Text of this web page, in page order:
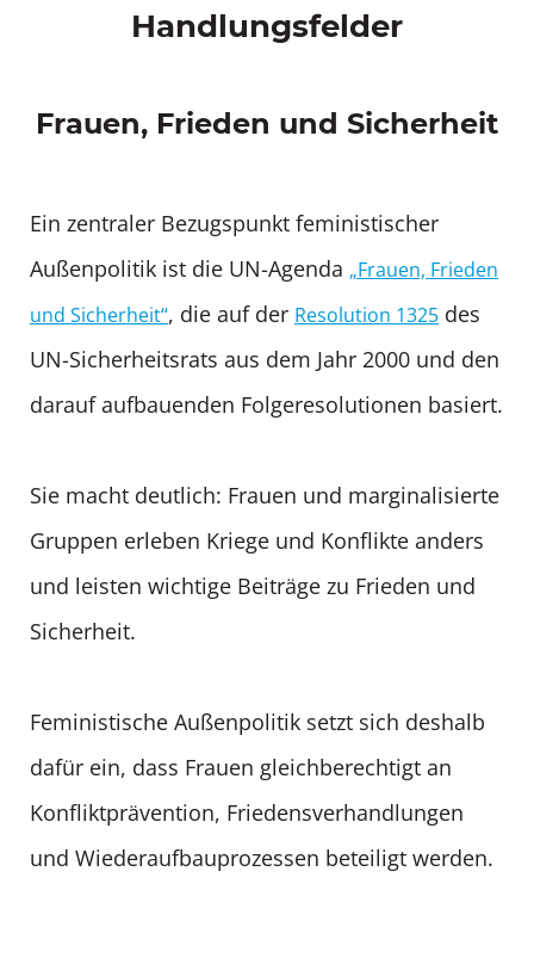
Handlungsfelder
Frauen, Frieden und Sicherheit
Ein zentraler Bezugspunkt feministischer
Außenpolitik ist die UN-Agenda „Frauen, Frieden
und Sicherheit“, die auf der Resolution 1325 des
UN-Sicherheitsrats aus dem Jahr 2000 und den
darauf aufbauenden Folgeresolutionen basiert.
Sie macht deutlich: Frauen und marginalisierte
Gruppen erleben Kriege und Konflikte anders
und leisten wichtige Beiträge zu Frieden und
Sicherheit.
Feministische Außenpolitik setzt sich deshalb
dafür ein, dass Frauen gleichberechtigt an
Konfliktprävention, Friedensverhandlungen
und Wiederaufbauprozessen beteiligt werden.